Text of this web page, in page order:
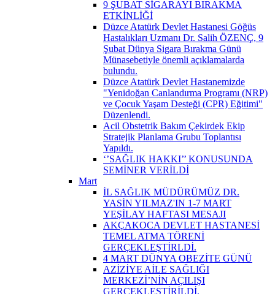
9 ŞUBAT SİGARAYI BIRAKMA
ETKİNLİĞİ
Düzce Atatürk Devlet Hastanesi Göğüs
Hastalıkları Uzmanı Dr. Salih ÖZENÇ, 9
Şubat Dünya Sigara Bırakma Günü
Münasebetiyle önemli açıklamalarda
bulundu.
Düzce Atatürk Devlet Hastanemizde
"Yenidoğan Canlandırma Programı (NRP)
ve Çocuk Yaşam Desteği (CPR) Eğitimi"
Düzenlendi.
Acil Obstetrik Bakım Çekirdek Ekip
Stratejik Planlama Grubu Toplantısı
Yapıldı.
‘’SAĞLIK HAKKI’’ KONUSUNDA
SEMİNER VERİLDİ
Mart
İL SAĞLIK MÜDÜRÜMÜZ DR.
YASİN YILMAZ'IN 1-7 MART
YEŞİLAY HAFTASI MESAJI
AKÇAKOCA DEVLET HASTANESİ
TEMEL ATMA TÖRENİ
GERÇEKLEŞTİRLDİ.
4 MART DÜNYA OBEZİTE GÜNÜ
AZİZİYE AİLE SAĞLIĞI
MERKEZİ’NİN AÇILIŞI
GERÇEKLEŞTİRİLDİ.